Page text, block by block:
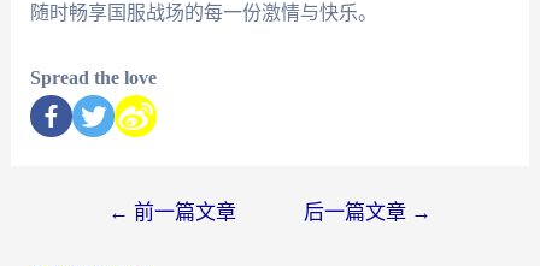
随时畅享国服战场的每一份激情与快乐。
Spread the love
← 前一篇文章 后一篇文章 →